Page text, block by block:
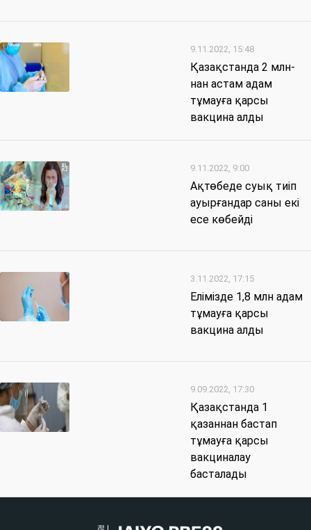
9.11.2022, 15:48
Қазақстанда 2 млн-
нан астам адам
тұмауға қарсы
вакцина алды
9.11.2022, 9:00
Ақтөбеде суық тиіп
ауырғандар саны екі
есе көбейді
3.11.2022, 17:15
Елімізде 1,8 млн адам
тұмауға қарсы
вакцина алды
9.09.2022, 17:30
Қазақстанда 1
қазаннан бастап
тұмауға қарсы
вакциналау
басталады